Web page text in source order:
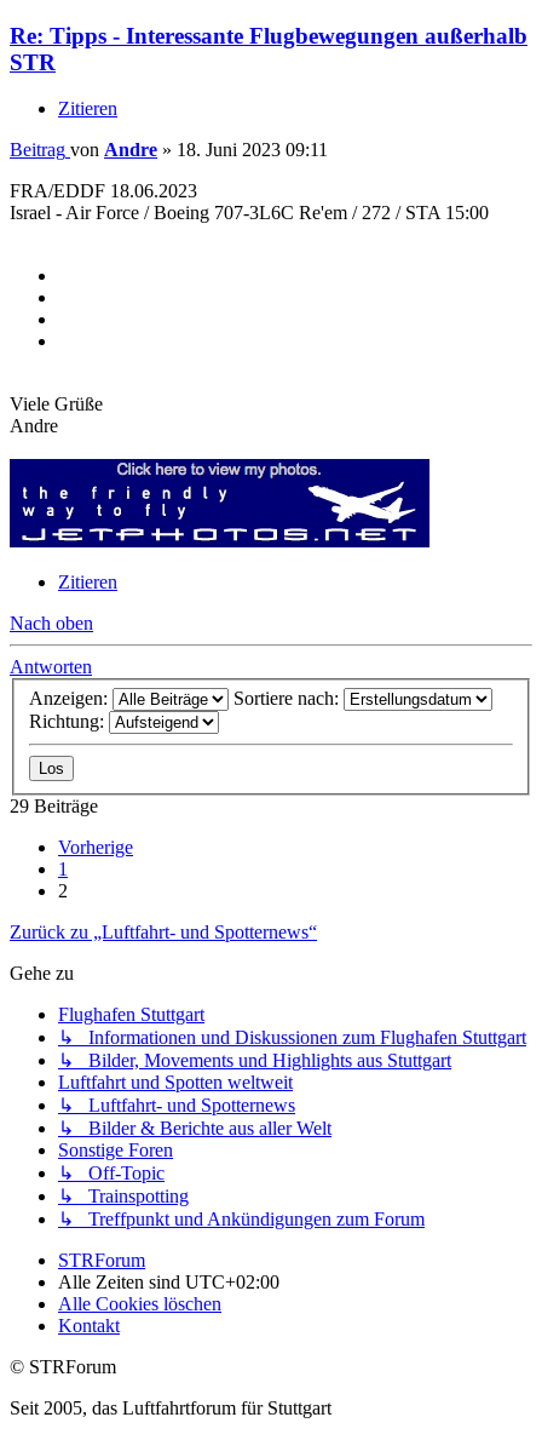
Re: Tipps - Interessante Flugbewegungen außerhalb
STR
Zitieren
Beitrag von Andre » 18. Juni 2023 09:11
FRA/EDDF 18.06.2023
Israel - Air Force / Boeing 707-3L6C Re'em / 272 / STA 15:00
Viele Grüße
Andre
Zitieren
Nach oben
Antworten
Anzeigen:
Sortiere nach:
Richtung:
29 Beiträge
Vorherige
1
2
Zurück zu „Luftfahrt- und Spotternews“
Gehe zu
Flughafen Stuttgart
↳ Informationen und Diskussionen zum Flughafen Stuttgart
↳ Bilder, Movements und Highlights aus Stuttgart
Luftfahrt und Spotten weltweit
↳ Luftfahrt- und Spotternews
↳ Bilder & Berichte aus aller Welt
Sonstige Foren
↳ Off-Topic
↳ Trainspotting
↳ Treffpunkt und Ankündigungen zum Forum
STRForum
Alle Zeiten sind UTC+02:00
Alle Cookies löschen
Kontakt
© STRForum
Seit 2005, das Luftfahrtforum für Stuttgart